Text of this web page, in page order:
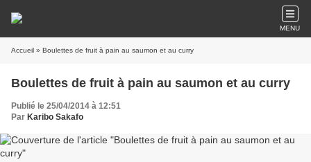
MENU
Accueil » Boulettes de fruit à pain au saumon et au curry
Boulettes de fruit à pain au saumon et au curry
Publié le 25/04/2014 à 12:51
Par Karibo Sakafo